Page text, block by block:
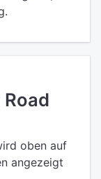
oben auf
angezeigt